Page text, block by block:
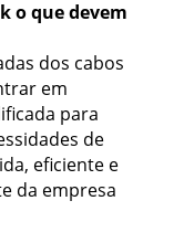
o que devem
dos cabos
em
para
de
eficiente e
da empresa